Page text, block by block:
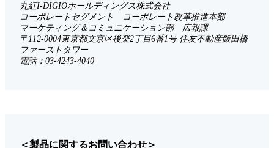
丸紅I-DIGIOホールディングス株式会社
コーポレートセグメント コーポレート改革推進本部
マーケティング＆コミュニケーション部 広報課
〒112-0004東京都文京区後楽2丁目6番1号 住友不動産飯田橋
ファーストタワー
電話：03-4243-4040
＜製品に関するお問い合わせ＞